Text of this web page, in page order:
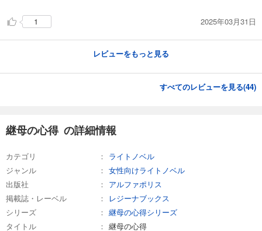
1 2025年03月31日
レビューをもっと見る
すべてのレビューを見る(44)
継母の心得 の詳細情報
カテゴリ
ライトノベル
ジャンル
女性向けライトノベル
出版社
アルファポリス
掲載誌・レーベル
レジーナブックス
シリーズ
継母の心得シリーズ
タイトル
継母の心得